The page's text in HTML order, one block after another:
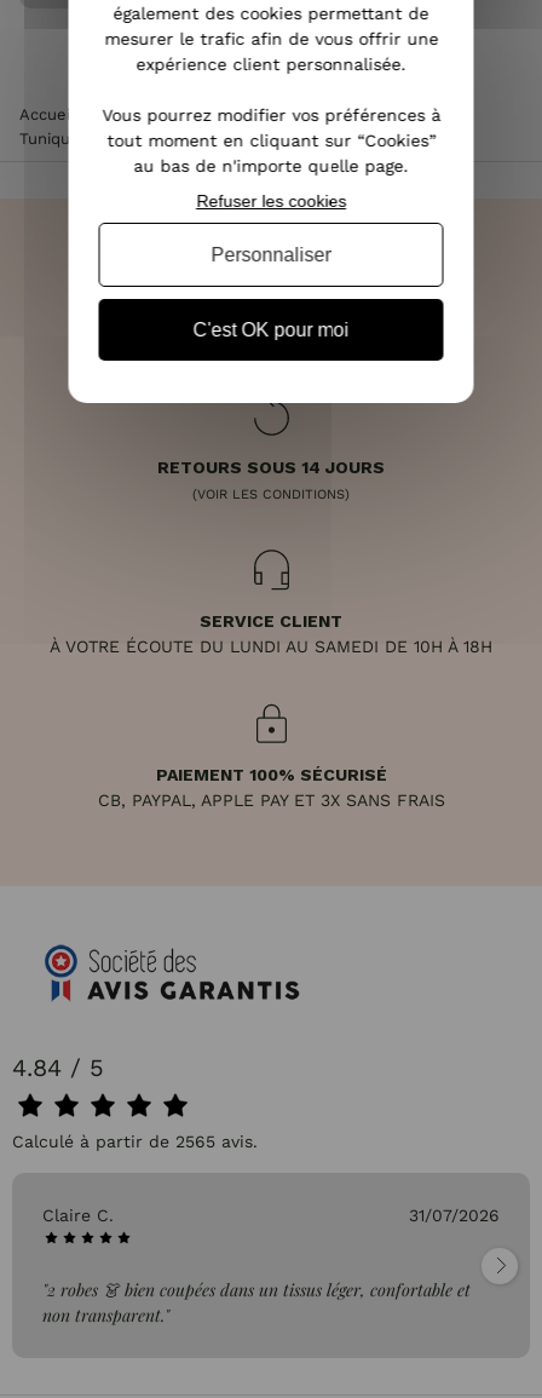
Accueil Vêtements femme >Chemisier / Blouse femme
Tunique marine fleurs royales oranges jaunes et vertes
OFFERTE DÈS 70€
RETOURS SOUS 14 JOURS
(VOIR LES CONDITIONS)
SERVICE CLIENT
À VOTRE ÉCOUTE DU LUNDI AU SAMEDI DE 10H À 18H
PAIEMENT 100% SÉCURISÉ
CB, PAYPAL, APPLE PAY ET 3X SANS FRAIS
4.84 / 5
Calculé à partir de 2565 avis.
Claire C. 31/07/2026
"2 robes 👗 bien coupées dans un tissus léger, confortable et
non transparent."
également des cookies permettant de
mesurer le trafic afin de vous offrir une
expérience client personnalisée.
Vous pourrez modifier vos préférences à
tout moment en cliquant sur “Cookies”
au bas de n'importe quelle page.
C'est OK pour moi
Refuser les cookies
Personnaliser